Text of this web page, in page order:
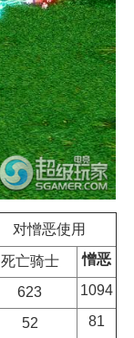
对憎恶使用
死亡骑士 憎恶
623 1094
52 81